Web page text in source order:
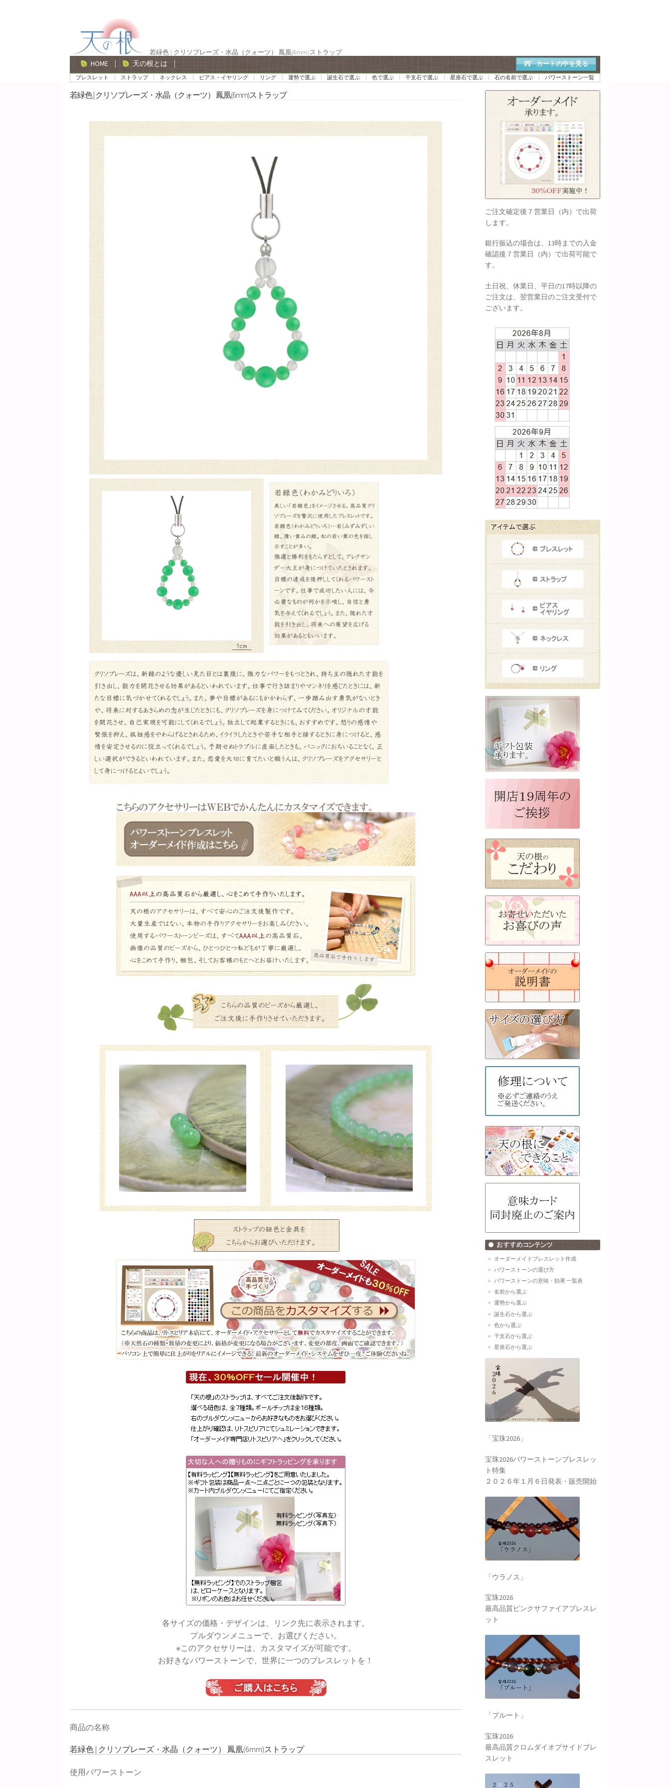
ー
シ
ョ
ン
ン
ツ
へ
ス
若緑色 | クリソプレーズ・水晶（クォーツ） 鳳凰(6mm)ストラップ
HOME 天の根とは カートの中を見る
ブレスレット ストラップ ネックレス ピアス・イヤリング リング 運勢で選ぶ 誕生石で選ぶ 色で選ぶ 干支石で選ぶ 星座石で選ぶ 石の名前で選ぶ パワーストーン一覧
若緑色 | クリソプレーズ・水晶（クォーツ） 鳳凰(6mm)ストラップ
各サイズの価格・デザインは、リンク先に表示されます。
プルダウンメニューで、お選びください。
※このアクセサリーは、カスタマイズが可能です。
お好きなパワーストーンで、世界に一つのブレスレットを！
商品の名称
若緑色 | クリソプレーズ・水晶（クォーツ） 鳳凰(6mm)ストラップ
使用パワーストーン
ご注文確定後７営業日（内）で出荷
します。
銀行振込の場合は、13時までの入金
確認後７営業日（内）で出荷可能で
す。
土日祝、休業日、平日の17時以降の
ご注文は、翌営業日のご注文受付で
ございます。
オーダーメイドブレスレット作成
パワーストーンの選び方
パワーストーンの意味・効果 一覧表
名前から選ぶ
運勢から選ぶ
誕生石から選ぶ
色から選ぶ
干支石から選ぶ
星座石から選ぶ
「宝珠2026」
宝珠2026パワーストーンブレスレッ
ト特集
２０２６年１月６日発表・販売開始
「ウラノス」
宝珠2026
最高品質ピンクサファイアブレスレ
ット
「プルート」
宝珠2026
最高品質クロムダイオプサイドブレ
スレット